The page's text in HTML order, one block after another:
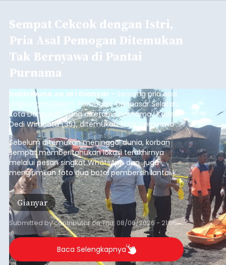
Sempat Cekcok dengan Istri,
Pria Asal Pemogan Ditemukan
Tak Bernyawa di Pantai
Purnama
balitribune.co.id I Gianyar - Seorang pria asal
Lingkungan Dalem, Pemogan, Denpasar Selatan,
Kota Denpasar, yang diketahui bernama I Kadek
Dedi Wiranata (35), ditemukan tidak bernyawa di
pesisir Pantai Purnama, Sukawati.
Sebelum ditemukan meninggal dunia, korban
sempat memberitahukan lokasi terakhirnya
melalui pesan singkat WhatsApp dan juga
mengirimkan foto dua botol pembersih lantai ke
istrinya.
Gianyar
Submitted bycontributoronThu, 08/06/2026 - 21:06
Baca Selengkapnya